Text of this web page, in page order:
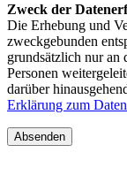
Zweck der
Die Erhebung und
zweckgebunden
grundsätzlich nur an
Personen
darüber
Erklärung zum